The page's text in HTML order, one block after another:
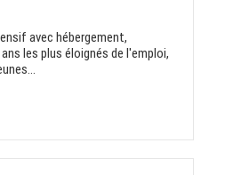
avec hébergement,
les plus éloignés de l'emploi,